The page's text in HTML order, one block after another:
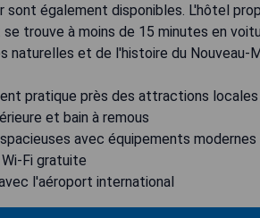
sont également disponibles. L'hôtel
trouve à moins de 15 minutes en
naturelles et de l'histoire du Nouveau-
pratique près des attractions locales
et bain à remous
avec équipements modernes
Fi gratuite
l'aéroport international